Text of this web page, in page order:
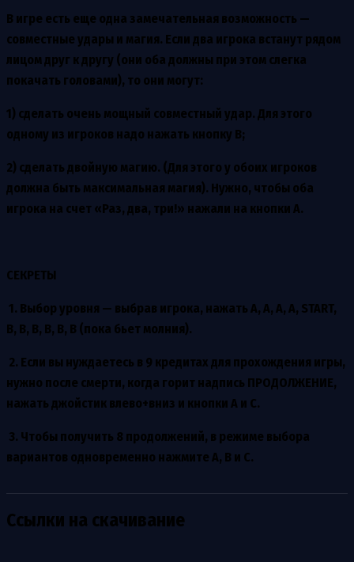
В игре есть еще одна замечательная возможность —
совместные удары и магия. Если два игрока встанут рядом
лицом друг к другу (они оба должны при этом слегка
покачать головами), то они могут:
1) сделать очень мощный совместный удар. Для этого
одному из игроков надо нажать кнопку В;
2) сделать двойную магию. (Для этого у обоих игроков
должна быть максимальная магия). Нужно, чтобы оба
игрока на счет «Раз, два, три!» нажали на кнопки А.
СЕКРЕТЫ
1. Выбор уровня — выбрав игрока, нажать A, A, A, A, START,
B, B, B, B, B, B (пока бьет молния).
2. Если вы нуждаетесь в 9 кредитах для прохождения игры,
нужно после смерти, когда горит надпись ПРОДОЛЖЕНИЕ,
нажать джойстик влево+вниз и кнопки А и С.
3. Чтобы получить 8 продолжений, в режиме выбора
вариантов одновременно нажмите А, В и С.
Ссылки на скачивание